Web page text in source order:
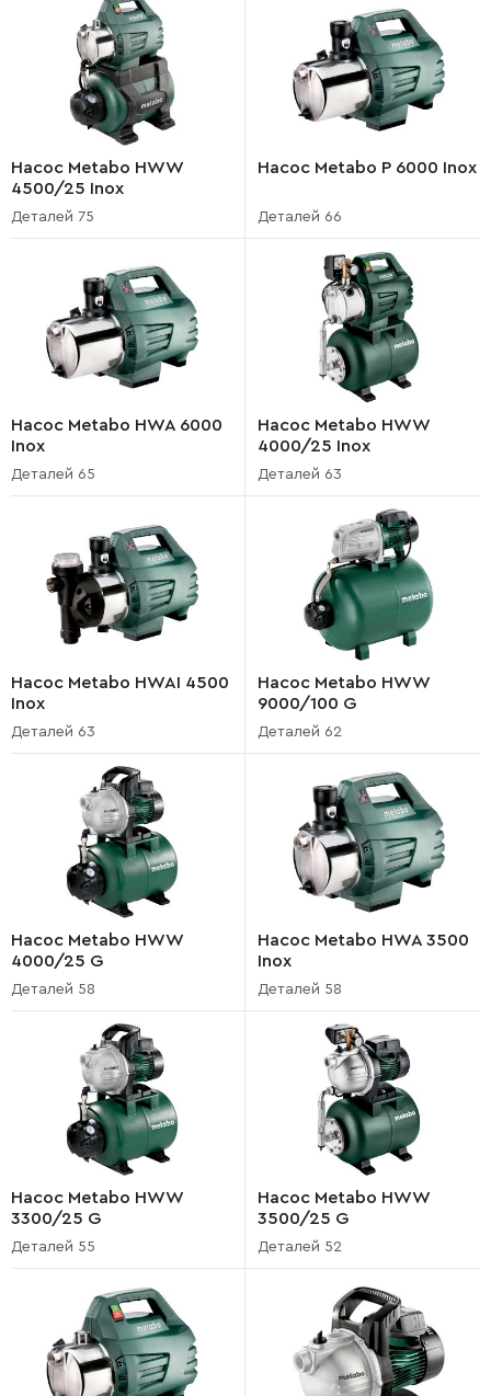
Насос Metabo HWW
4500/25 Inox
Деталей 75
Насос Metabo P 6000 Inox
Деталей 66
Насос Metabo HWA 6000
Inox
Деталей 65
Насос Metabo HWW
4000/25 Inox
Деталей 63
Насос Metabo HWAI 4500
Inox
Деталей 63
Насос Metabo HWW
9000/100 G
Деталей 62
Насос Metabo HWW
4000/25 G
Деталей 58
Насос Metabo HWA 3500
Inox
Деталей 58
Насос Metabo HWW
3300/25 G
Деталей 55
Насос Metabo HWW
3500/25 G
Деталей 52